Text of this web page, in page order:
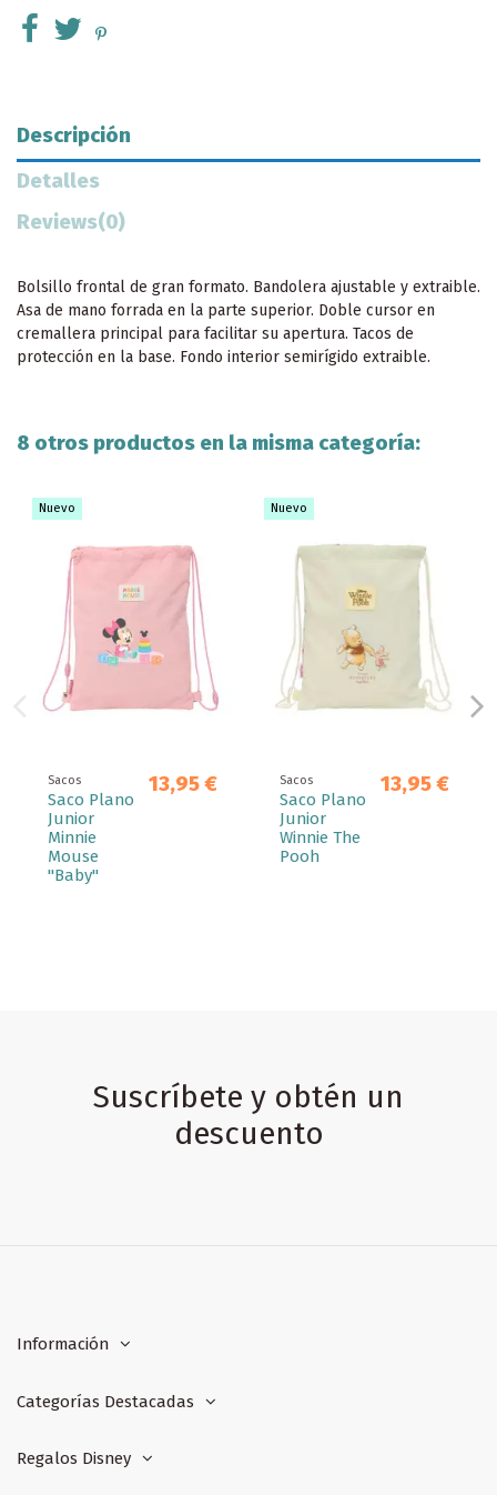
Descripción
Detalles
Reviews(0)
Bolsillo frontal de gran formato. Bandolera ajustable y extraible.
Asa de mano forrada en la parte superior. Doble cursor en
cremallera principal para facilitar su apertura. Tacos de
protección en la base. Fondo interior semirígido extraible.
8 otros productos en la misma categoría:
Nuevo
Sacos
Saco Plano
Junior
Minnie
Mouse
"Baby"
13,95 €
Nuevo
Sacos
Saco Plano
Junior
Winnie The
Pooh
13,95 €
Suscríbete y obtén un
descuento
Información
Categorías Destacadas
Regalos Disney